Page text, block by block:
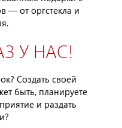
— от оргстекла и
У НАС!
Создать своей
быть, планируете
и раздать